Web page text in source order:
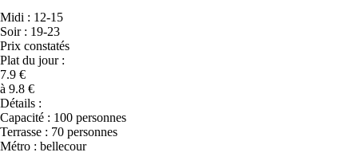
Midi : 12-15
Soir : 19-23
Prix constatés
Plat du jour :
7.9 €
à 9.8 €
Détails :
Capacité : 100 personnes
Terrasse : 70 personnes
Métro : bellecour